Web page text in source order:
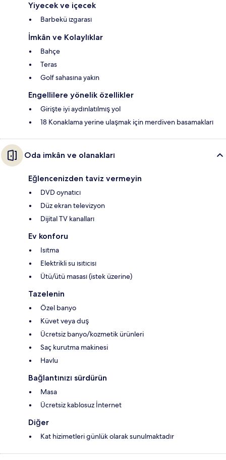
Yiyecek ve içecek
Barbekü ızgarası
İmkân ve Kolaylıklar
Bahçe
Teras
Golf sahasına yakın
Engellilere yönelik özellikler
Girişte iyi aydınlatılmış yol
18 Konaklama yerine ulaşmak için merdiven basamakları
Oda imkân ve olanakları
Eğlencenizden taviz vermeyin
DVD oynatıcı
Düz ekran televizyon
Dijital TV kanalları
Ev konforu
Isıtma
Elektrikli su ısıtıcısı
Ütü/ütü masası (istek üzerine)
Tazelenin
Özel banyo
Küvet veya duş
Ücretsiz banyo/kozmetik ürünleri
Saç kurutma makinesi
Havlu
Bağlantınızı sürdürün
Masa
Ücretsiz kablosuz İnternet
Diğer
Kat hizimetleri günlük olarak sunulmaktadır